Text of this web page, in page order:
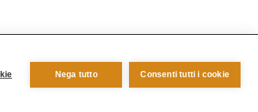
Nega tutto Consenti tutti i cookie